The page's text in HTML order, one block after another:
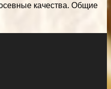
качества. Общие